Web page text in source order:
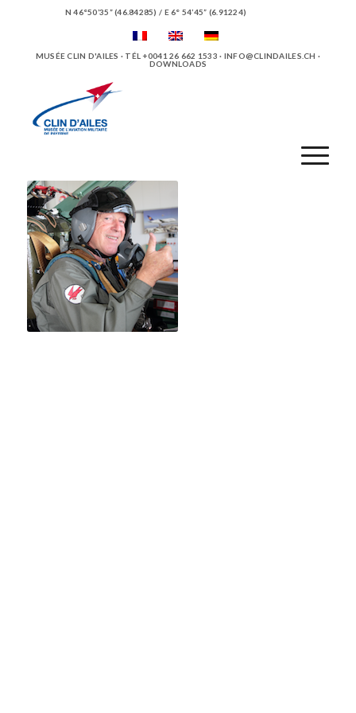
N 46°50’35” (46.84285) / E 6° 54’45” (6.91224)
MUSÉE CLIN D'AILES · TÉL +0041 26 662 1533 · INFO@CLINDAILES.CH ·
DOWNLOADS